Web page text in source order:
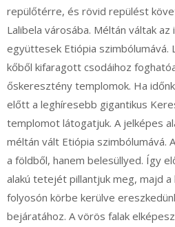
repülőtérre, és rövid repülést
Lalibela városába. Méltán váltak
együttesek Etiópia szimbólumává.
kőből kifaragott csodáihoz
őskeresztény templomok. Ha
előtt a leghíresebb gigantikus
templomot látogatjuk. A jelképes
méltán vált Etiópia szimbólumává.
a földből, hanem belesüllyed. Így
alakú tetejét pillantjuk meg, majd
folyosón körbe kerülve
bejáratához. A vörös falak